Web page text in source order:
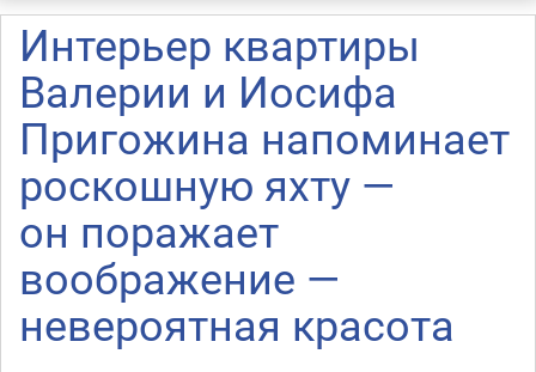
Интерьер квартиры
Валерии и Иосифа
Пригожина напоминает
роскошную яхту —
он поражает
воображение —
невероятная красота